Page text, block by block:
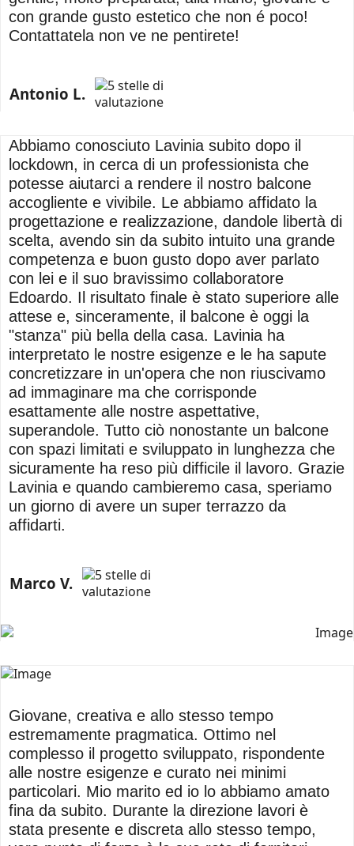
con grande gusto estetico che non é poco!
Contattatela non ve ne pentirete!
Antonio L.
Abbiamo conosciuto Lavinia subito dopo il
lockdown, in cerca di un professionista che
potesse aiutarci a rendere il nostro balcone
accogliente e vivibile. Le abbiamo affidato la
progettazione e realizzazione, dandole libertà di
scelta, avendo sin da subito intuito una grande
competenza e buon gusto dopo aver parlato
con lei e il suo bravissimo collaboratore
Edoardo. Il risultato finale è stato superiore alle
attese e, sinceramente, il balcone è oggi la
"stanza" più bella della casa. Lavinia ha
interpretato le nostre esigenze e le ha sapute
concretizzare in un'opera che non riuscivamo
ad immaginare ma che corrisponde
esattamente alle nostre aspettative,
superandole. Tutto ciò nonostante un balcone
con spazi limitati e sviluppato in lunghezza che
sicuramente ha reso più difficile il lavoro. Grazie
Lavinia e quando cambieremo casa, speriamo
un giorno di avere un super terrazzo da
affidarti.
Marco V.
Giovane, creativa e allo stesso tempo
estremamente pragmatica. Ottimo nel
complesso il progetto sviluppato, rispondente
alle nostre esigenze e curato nei minimi
particolari. Mio marito ed io lo abbiamo amato
fina da subito. Durante la direzione lavori è
stata presente e discreta allo stesso tempo,